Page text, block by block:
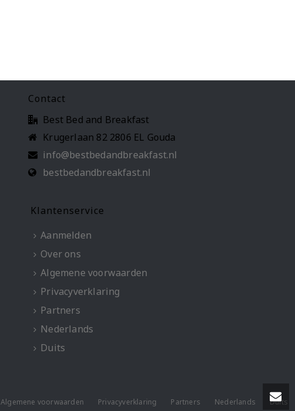
Contact
Best Bed and Breakfast
Krugerlaan 82 2806 EL Gouda
info@bestbedandbreakfast.nl
bestbedandbreakfast.nl
Klantenservice
Aanmelden
Over ons
Algemene voorwaarden
Privacyverklaring
Partners
Nederlands
Duits
Algemene voorwaarden Privacyverklaring Partners Nederlands Duits